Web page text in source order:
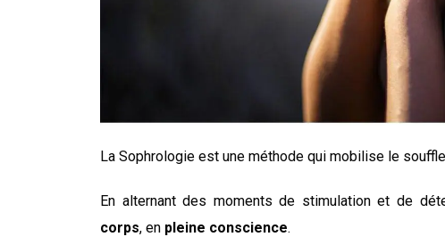
La Sophrologie est une méthode qui mobilise le
En alternant des moments de stimulation et de
corps, en pleine conscience.